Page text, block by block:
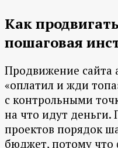
Как
пошаговая
Продвижение сайта
«оплатил и жди
с контрольными
на что идут
проектов порядок
бюджет, потому что